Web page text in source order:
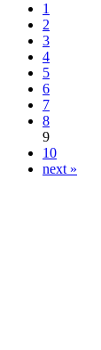
1
2
3
4
5
6
7
8
9
10
next »